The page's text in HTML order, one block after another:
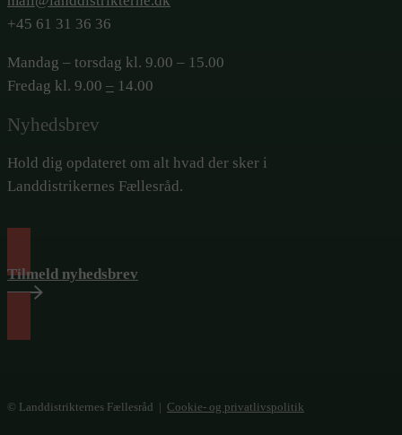
+45 61 31 36 36
Mandag – torsdag kl. 9.00 – 15.00
Fredag kl. 9.00 – 14.00
Nyhedsbrev
Hold dig opdateret om alt hvad der sker i
Landdistrikernes Fællesråd.
Tilmeld nyhedsbrev
© Landdistrikternes Fællesråd | Cookie- og privatlivspolitik